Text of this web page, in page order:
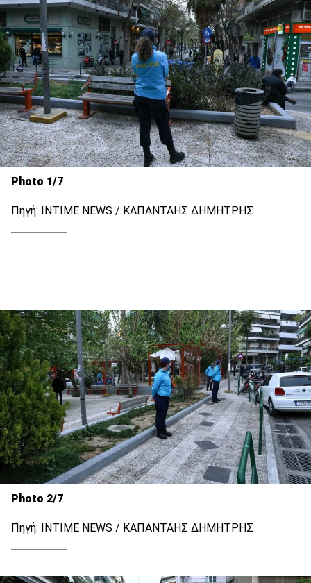
Photo 1/7
Πηγή: INTIME NEWS / ΚΑΠΑΝΤΑΗΣ ΔΗΜΗΤΡΗΣ
Photo 2/7
Πηγή: INTIME NEWS / ΚΑΠΑΝΤΑΗΣ ΔΗΜΗΤΡΗΣ